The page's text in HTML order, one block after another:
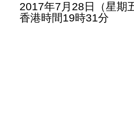
2017年7月28日（星期
香港時間19時31分